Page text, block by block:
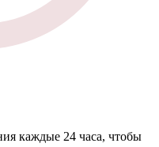
каждые 24 часа, чтобы